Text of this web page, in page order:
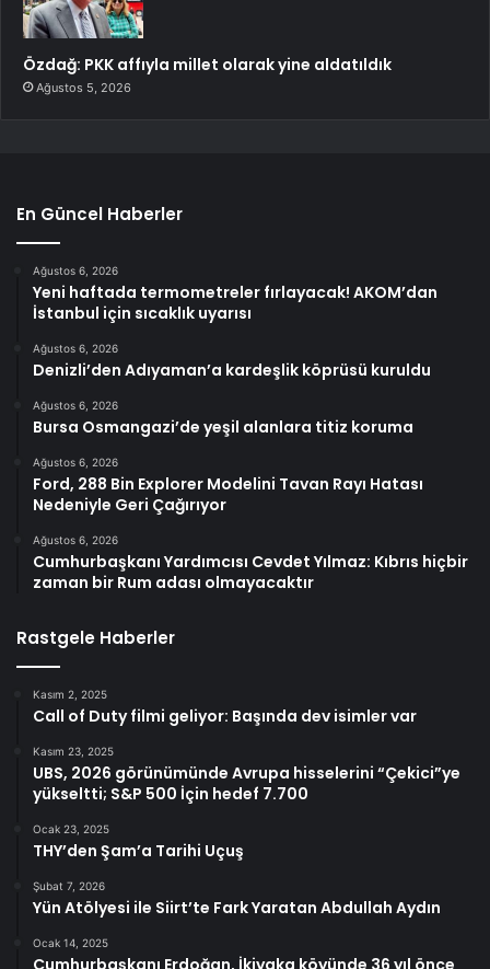
Özdağ: PKK affıyla millet olarak yine aldatıldık
Ağustos 5, 2026
En Güncel Haberler
Ağustos 6, 2026
Yeni haftada termometreler fırlayacak! AKOM’dan
İstanbul için sıcaklık uyarısı
Ağustos 6, 2026
Denizli’den Adıyaman’a kardeşlik köprüsü kuruldu
Ağustos 6, 2026
Bursa Osmangazi’de yeşil alanlara titiz koruma
Ağustos 6, 2026
Ford, 288 Bin Explorer Modelini Tavan Rayı Hatası
Nedeniyle Geri Çağırıyor
Ağustos 6, 2026
Cumhurbaşkanı Yardımcısı Cevdet Yılmaz: Kıbrıs hiçbir
zaman bir Rum adası olmayacaktır
Rastgele Haberler
Kasım 2, 2025
Call of Duty filmi geliyor: Başında dev isimler var
Kasım 23, 2025
UBS, 2026 görünümünde Avrupa hisselerini “Çekici”ye
yükseltti; S&P 500 İçin hedef 7.700
Ocak 23, 2025
THY’den Şam’a Tarihi Uçuş
Şubat 7, 2026
Yün Atölyesi ile Siirt’te Fark Yaratan Abdullah Aydın
Ocak 14, 2025